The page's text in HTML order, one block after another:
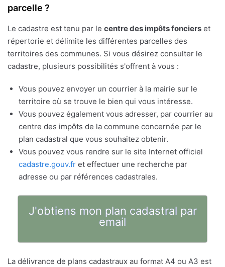
parcelle ?
Le cadastre est tenu par le centre des impôts fonciers et
répertorie et délimite les différentes parcelles des
territoires des communes. Si vous désirez consulter le
cadastre, plusieurs possibilités s'offrent à vous :
Vous pouvez envoyer un courrier à la mairie sur le
territoire où se trouve le bien qui vous intéresse.
Vous pouvez également vous adresser, par courrier au
centre des impôts de la commune concernée par le
plan cadastral que vous souhaitez obtenir.
Vous pouvez vous rendre sur le site Internet officiel
cadastre.gouv.fr et effectuer une recherche par
adresse ou par références cadastrales.
J'obtiens mon plan cadastral par
email
La délivrance de plans cadastraux au format A4 ou A3 est